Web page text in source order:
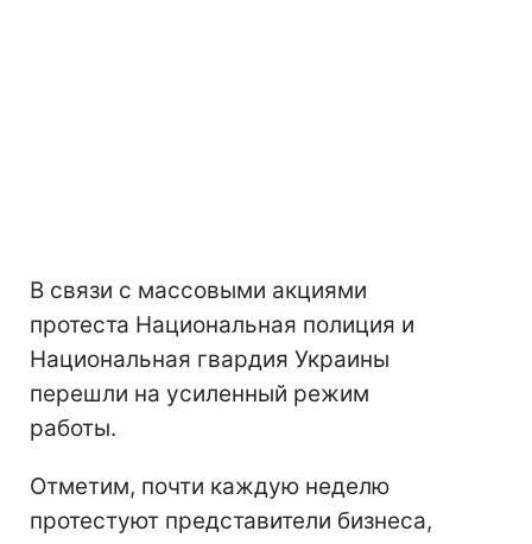
В связи с массовыми акциями
протеста Национальная полиция и
Национальная гвардия Украины
перешли на усиленный режим
работы.
Отметим, почти каждую неделю
протестуют представители бизнеса,